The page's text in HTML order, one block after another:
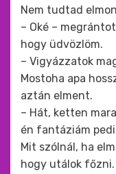
Nem tudtad
– Oké –
hogy üdvözlöm.
– Vigyázzatok
Mostoha apa
aztán elment.
– Hát, ketten
én fantáziám
Mit szólnál, ha
hogy utálok főzni.